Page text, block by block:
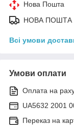
Нова Пошта
НОВА ПОШТА
Всі умови
Умови оплати
Оплата на
UA5632 2001
Переказ на